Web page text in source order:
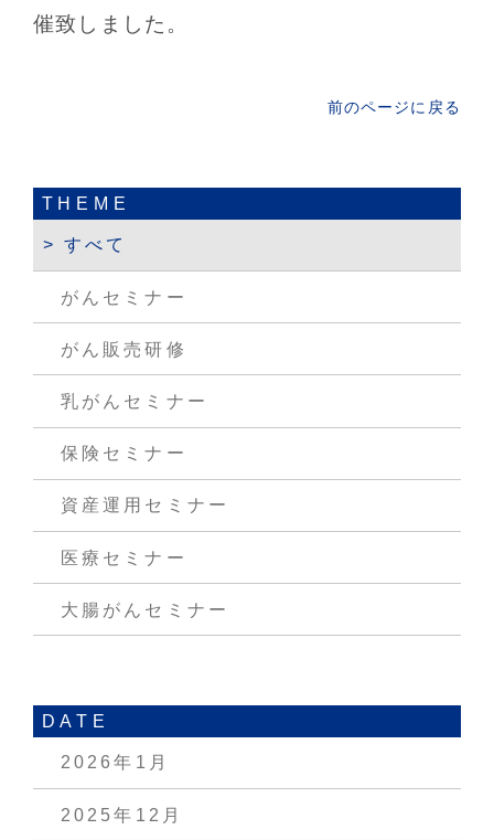
催致しました。
前のページに戻る
THEME
すべて
がんセミナー
がん販売研修
乳がんセミナー
保険セミナー
資産運用セミナー
医療セミナー
大腸がんセミナー
DATE
2026年1月
2025年12月